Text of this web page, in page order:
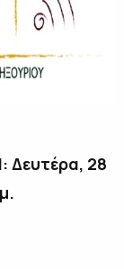
Δευτέρα, 28